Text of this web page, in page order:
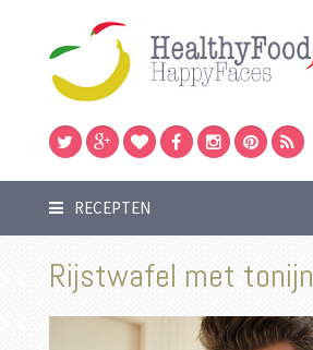
RECEPTEN
Rijstwafel met tonijn